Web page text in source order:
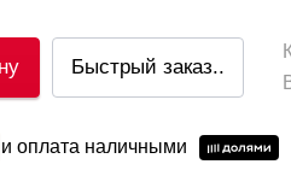
Быстрый заказ..
и оплата наличными